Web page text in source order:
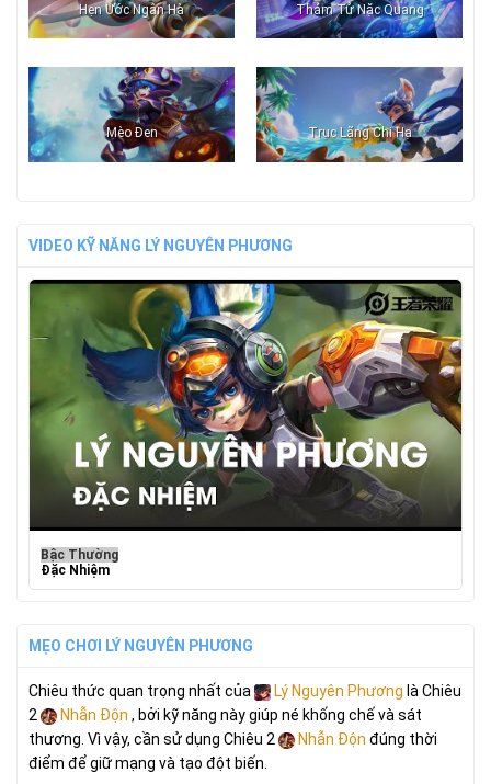
Hẹn Ước Ngân Hà Thám Tử Nặc Quang
Mèo Đen Trục Lãng Chi Hạ
VIDEO KỸ NĂNG LÝ NGUYÊN PHƯƠNG
Bậc Thường
Đặc Nhiệm
MẸO CHƠI LÝ NGUYÊN PHƯƠNG
Chiêu thức quan trọng nhất của Lý Nguyên Phương là Chiêu
2
Nhẫn Độn , bởi kỹ năng này giúp né khống chế và sát
thương. Vì vậy, cần sử dụng Chiêu 2
Nhẫn Độn đúng thời
điểm để giữ mạng và tạo đột biến.